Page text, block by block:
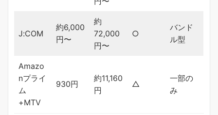
J:COM
約6,000
円〜
約
72,000
円〜
○
バンド
ル型
Amazo
nプライ
ム
+MTV
930円
約11,160
円
△
一部の
み